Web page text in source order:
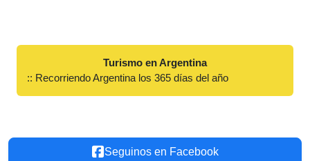
Turismo en Argentina
:: Recorriendo Argentina los 365 días del año
Seguinos en Facebook